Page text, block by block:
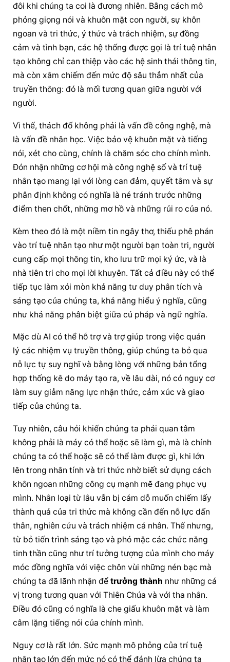
đôi khi chúng ta coi là đương nhiên. Bằng cách mô
phỏng giọng nói và khuôn mặt con người, sự khôn
ngoan và tri thức, ý thức và trách nhiệm, sự đồng
cảm và tình bạn, các hệ thống được gọi là trí tuệ nhân
tạo không chỉ can thiệp vào các hệ sinh thái thông tin,
mà còn xâm chiếm đến mức độ sâu thẳm nhất của
truyền thông: đó là mối tương quan giữa người với
người.
Vì thế, thách đố không phải là vấn đề công nghệ, mà
là vấn đề nhân học. Việc bảo vệ khuôn mặt và tiếng
nói, xét cho cùng, chính là chăm sóc cho chính mình.
Đón nhận những cơ hội mà công nghệ số và trí tuệ
nhân tạo mang lại với lòng can đảm, quyết tâm và sự
phân định không có nghĩa là né tránh trước những
điểm then chốt, những mơ hồ và những rủi ro của nó.
Kèm theo đó là một niềm tin ngây thơ, thiếu phê phán
vào trí tuệ nhân tạo như một người bạn toàn tri, người
cung cấp mọi thông tin, kho lưu trữ mọi ký ức, và là
nhà tiên tri cho mọi lời khuyên. Tất cả điều này có thể
tiếp tục làm xói mòn khả năng tư duy phân tích và
sáng tạo của chúng ta, khả năng hiểu ý nghĩa, cũng
như khả năng phân biệt giữa cú pháp và ngữ nghĩa.
Mặc dù AI có thể hỗ trợ và trợ giúp trong việc quản
lý các nhiệm vụ truyền thông, giúp chúng ta bỏ qua
nỗ lực tự suy nghĩ và bằng lòng với những bản tổng
hợp thống kê do máy tạo ra, về lâu dài, nó có nguy cơ
làm suy giảm năng lực nhận thức, cảm xúc và giao
tiếp của chúng ta.
Tuy nhiên, câu hỏi khiến chúng ta phải quan tâm
không phải là máy có thể hoặc sẽ làm gì, mà là chính
chúng ta có thể hoặc sẽ có thể làm được gì, khi lớn
lên trong nhân tính và tri thức nhờ biết sử dụng cách
khôn ngoan những công cụ mạnh mẽ đang phục vụ
mình. Nhân loại từ lâu vẫn bị cám dỗ muốn chiếm lấy
thành quả của tri thức mà không cần đến nỗ lực dấn
thân, nghiên cứu và trách nhiệm cá nhân. Thế nhưng,
từ bỏ tiến trình sáng tạo và phó mặc các chức năng
tinh thần cũng như trí tưởng tượng của mình cho máy
móc đồng nghĩa với việc chôn vùi những nén bạc mà
chúng ta đã lãnh nhận để trưởng thành như những cá
vị trong tương quan với Thiên Chúa và với tha nhân.
Điều đó cũng có nghĩa là che giấu khuôn mặt và làm
câm lặng tiếng nói của chính mình.
Nguy cơ là rất lớn. Sức mạnh mô phỏng của trí tuệ
nhân tạo lớn đến mức nó có thể đánh lừa chúng ta